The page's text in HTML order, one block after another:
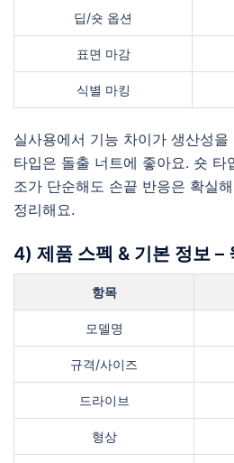
딥/숏 옵션
표면 마감
식별 마킹
실사용에서 기능 차이가 생산성
타입은 돌출 너트에 좋아요. 숏 타
조가 단순해도 손끝 반응은 확실
정리해요.
4) 제품 스펙 & 기본 정보 –
항목
모델명
규격/사이즈
드라이브
형상